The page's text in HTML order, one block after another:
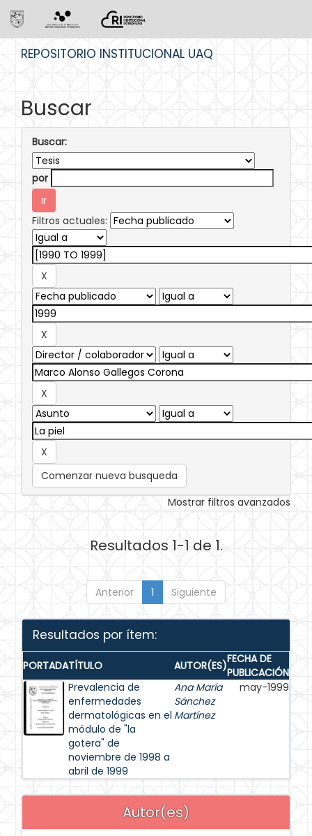
REPOSITORIO INSTITUCIONAL UAQ
Buscar
Buscar:
por
Filtros actuales:
Comenzar nueva busqueda
Mostrar filtros avanzados
Resultados 1-1 de 1.
Anterior 1 Siguiente
Resultados por ítem:
PORTADATÍTULO AUTOR(ES)FECHA DE
PUBLICACIÓN
Prevalencia de
enfermedades
dermatológicas en el
módulo de "la
gotera" de
noviembre de 1998 a
abril de 1999
Ana María
Sánchez
Martínez
may-1999
Autor(es)